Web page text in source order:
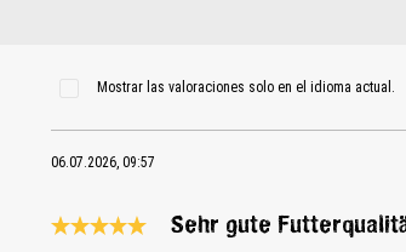
Mostrar las valoraciones solo en el idioma actual.
06.07.2026, 09:57
Sehr gute